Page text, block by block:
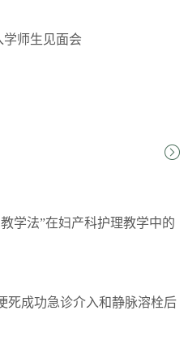
学师生见面会
学法”在妇产科护理教学中的
死成功急诊介入和静脉溶栓后